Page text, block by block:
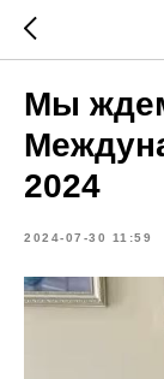
Мы
2024
2024-07-30 11:59